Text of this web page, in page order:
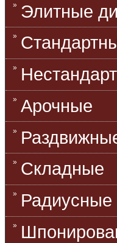
Элитные
Арочные
Складные
Радиусные